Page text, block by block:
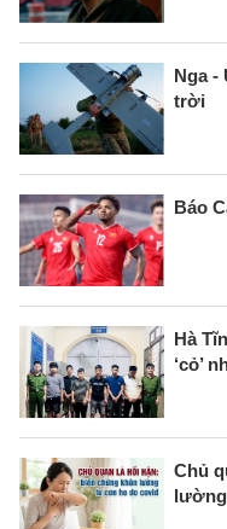
Nga -
trời
Báo
Hà
‘cỏ’
Chủ